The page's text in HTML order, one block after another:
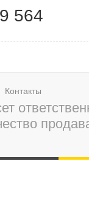
564
Контакты